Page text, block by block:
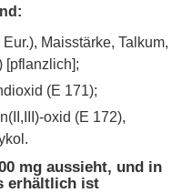
Maisstärke, Talkum,
[pflanzlich];
(E 171);
oxid (E 172),
mg aussieht, und in
erhältlich ist